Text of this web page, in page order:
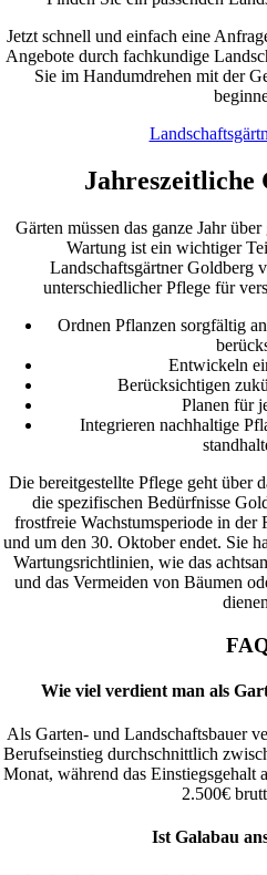
Jetzt schnell und einfach eine
Angebote durch fachkundige
Sie im Handumdrehen mit der
Jahreszeitliche
Gärten müssen das ganze Jahr
Wartung ist ein wichtiger
Landschaftsgärtner Goldberg
unterschiedlicher Pflege für
Ordnen Pflanzen sorgfältig
Entwickeln
Berücksichtigen
Planen für
Integrieren nachhaltige
Die bereitgestellte Pflege geht über
die spezifischen Bedürfnisse
frostfreie Wachstumsperiode in
und um den 30. Oktober endet. Sie
Wartungsrichtlinien, wie das
und das Vermeiden von Bäumen
Wie viel verdient man als
Als Garten- und Landschaftsbauer
Berufseinstieg durchschnittlich
Monat, während das Einstiegsgehalt
2.500€
Ist Galabau